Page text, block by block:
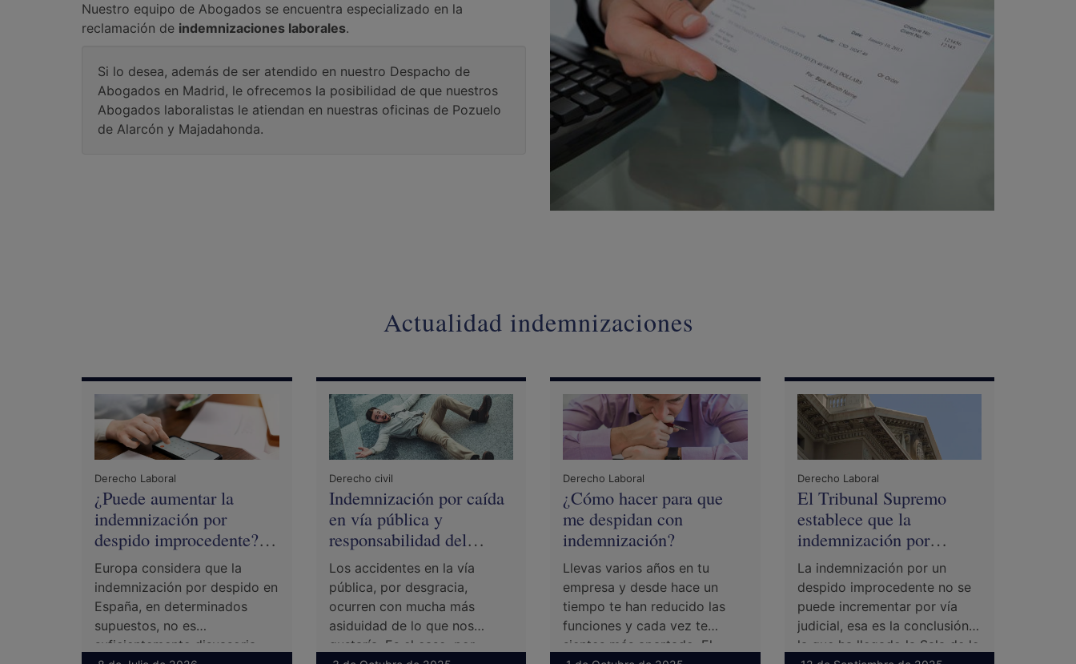
Nuestro equipo de Abogados se encuentra especializado en la
reclamación de indemnizaciones laborales.
Si lo desea, además de ser atendido en nuestro Despacho de
Abogados en Madrid, le ofrecemos la posibilidad de que nuestros
Abogados laboralistas le atiendan en nuestras oficinas de Pozuelo
de Alarcón y Majadahonda.
Actualidad indemnizaciones
Derecho Laboral
¿Puede aumentar la
indemnización por
despido improcedente?
Europa presiona a
España
Europa considera que la
indemnización por despido en
España, en determinados
supuestos, no es
suficientemente disuasoria
Derecho civil
Indemnización por caída
en vía pública y
responsabilidad del
Ayuntamiento
Los accidentes en la vía
pública, por desgracia,
ocurren con mucha más
asiduidad de lo que nos
gustaría. Es el caso, por
Derecho Laboral
¿Cómo hacer para que
me despidan con
indemnización?
Llevas varios años en tu
empresa y desde hace un
tiempo te han reducido las
funciones y cada vez te
sientes más apartado. El
Derecho Laboral
El Tribunal Supremo
establece que la
indemnización por
despido no se puede
aumentar en vía judicial
La indemnización por un
despido improcedente no se
puede incrementar por vía
judicial, esa es la conclusión a
la que ha llegado la Sala de lo